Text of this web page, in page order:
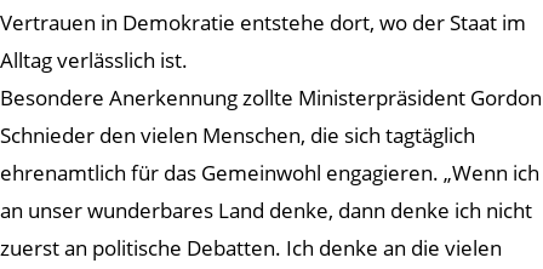
Vertrauen in Demokratie entstehe dort, wo der Staat im
Alltag verlässlich ist.
Besondere Anerkennung zollte Ministerpräsident Gordon
Schnieder den vielen Menschen, die sich tagtäglich
ehrenamtlich für das Gemeinwohl engagieren. „Wenn ich
an unser wunderbares Land denke, dann denke ich nicht
zuerst an politische Debatten. Ich denke an die vielen